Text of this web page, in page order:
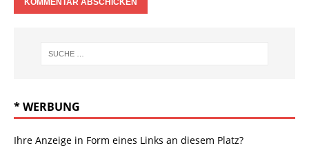
* WERBUNG
Ihre Anzeige in Form eines Links an diesem Platz?